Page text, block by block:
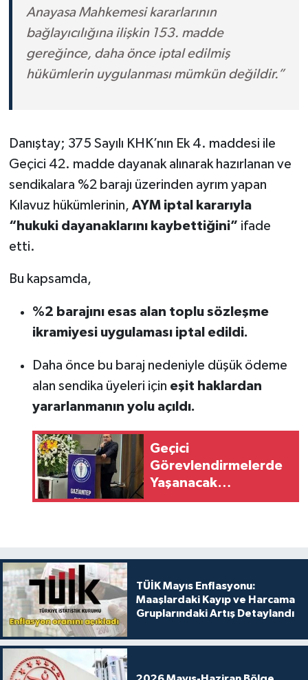
Anayasa Mahkemesi kararlarının
bağlayıcılığına ilişkin 153. madde
gereğince, daha önce iptal edilmiş
hükümlerin uygulanması mümkün değildir.”
Danıştay; 375 Sayılı KHK’nın Ek 4. maddesi ile
Geçici 42. madde dayanak alınarak hazırlanan ve
sendikalara %2 barajı üzerinden ayrım yapan
Kılavuz hükümlerinin, AYM iptal kararıyla
“hukuki dayanaklarını kaybettiğini” ifade
etti.
Bu kapsamda,
%2 barajını esas alan toplu sözleşme
ikramiyesi uygulaması iptal edildi.
Daha önce bu baraj nedeniyle düşük ödeme
alan sendika üyeleri için eşit haklardan
yararlanmanın yolu açıldı.
Geçici
Görevlendirmelerde
Yaşanacak
Mağduriyetlerin
TÜİK Mayıs Enflasyonu:
Maaşlardaki Kayıp ve Harcama
Gruplarındaki Artış Detaylandı